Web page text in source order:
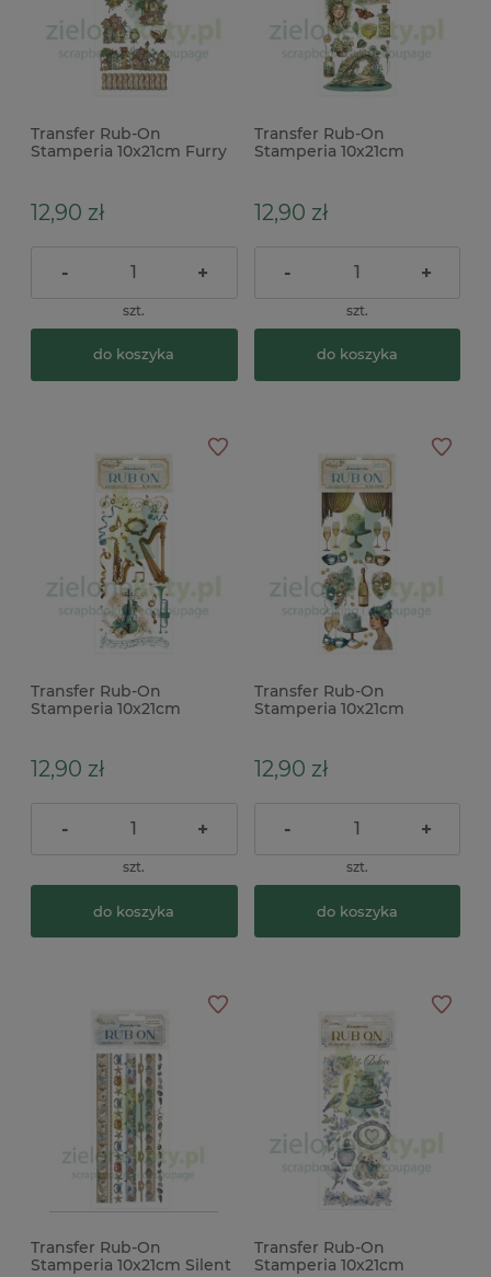
Transfer Rub-On
Stamperia 10x21cm Furry
12,90 zł
- +
szt.
do koszyka
Transfer Rub-On
Stamperia 10x21cm
12,90 zł
- +
szt.
do koszyka
Transfer Rub-On
Stamperia 10x21cm
12,90 zł
- +
szt.
do koszyka
Transfer Rub-On
Stamperia 10x21cm
12,90 zł
- +
szt.
do koszyka
Transfer Rub-On
Stamperia 10x21cm Silent
Transfer Rub-On
Stamperia 10x21cm